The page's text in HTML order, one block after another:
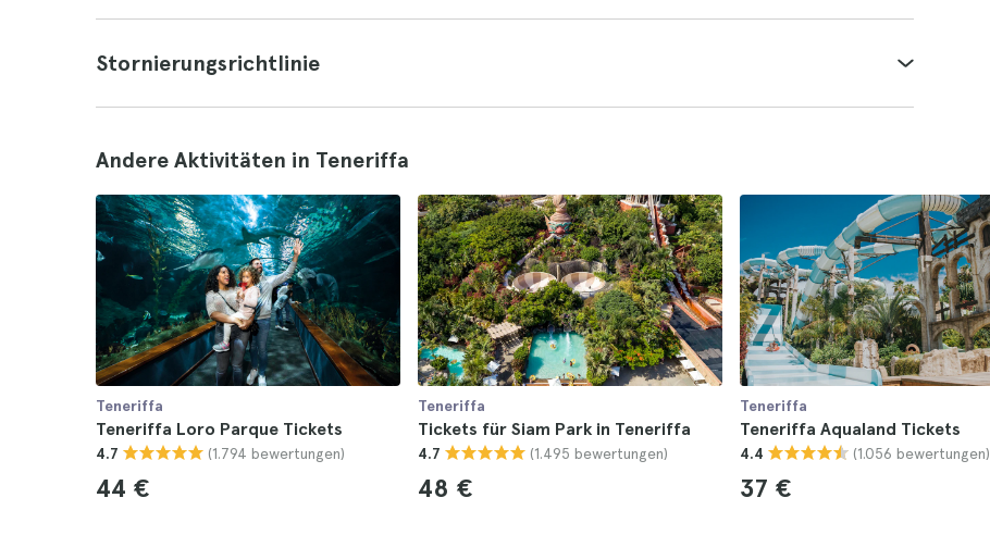
Stornierungsrichtlinie
Andere Aktivitäten in Teneriffa
Teneriffa
Teneriffa Loro Parque Tickets
4.7 (1.794 bewertungen)
44 €
Teneriffa
Tickets für Siam Park in Teneriffa
4.7 (1.495 bewertungen)
48 €
Teneriffa
Teneriffa Aqualand Tickets
4.4 (1.056 bewertungen)
37 €